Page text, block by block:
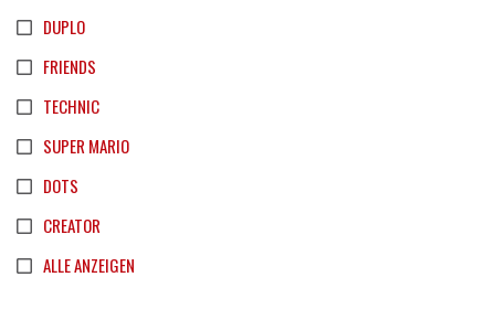
DUPLO
FRIENDS
TECHNIC
SUPER MARIO
DOTS
CREATOR
ALLE ANZEIGEN